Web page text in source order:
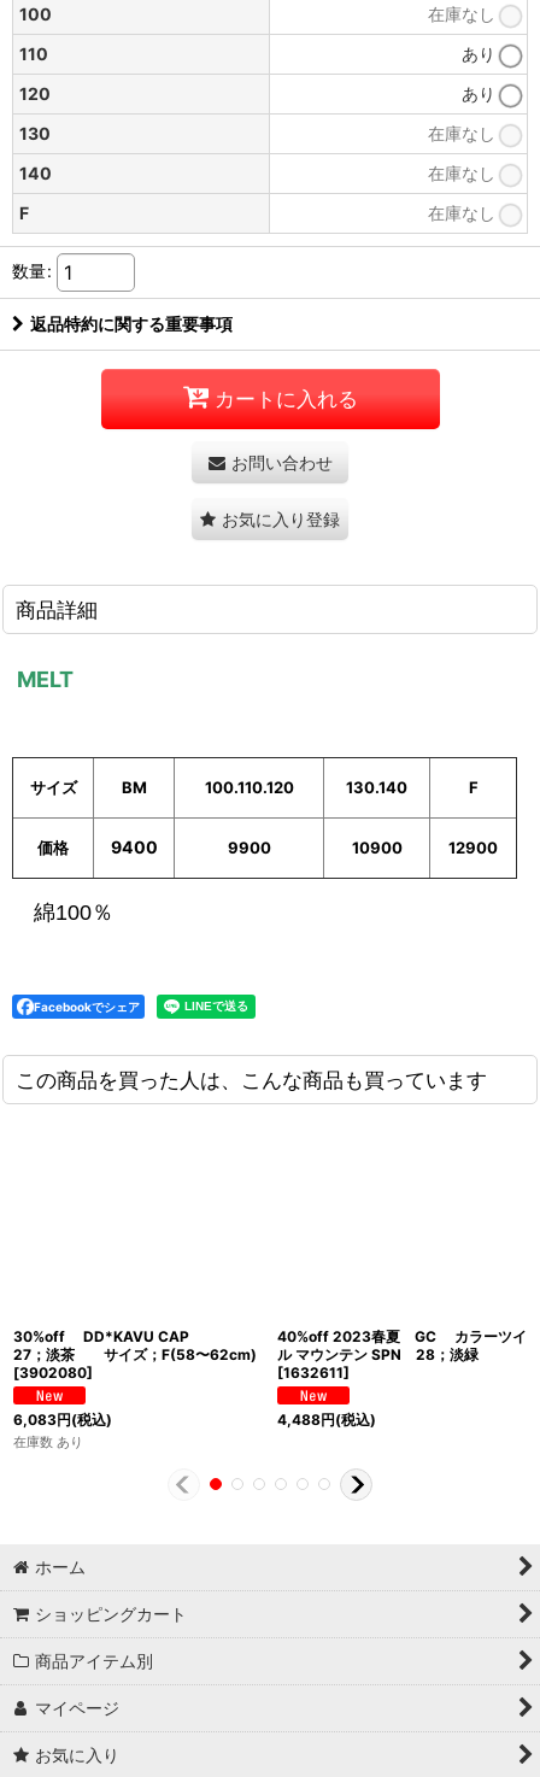
100
在庫なし
110
あり
120
あり
130
在庫なし
140
在庫なし
F
在庫なし
数量:
返品特約に関する重要事項
カートに入れる
お問い合わせ
お気に入り登録
商品詳細
MELT
サイズ BM 100.110.120 130.140 F
価格 9400 9900 10900 12900
綿100％
Facebookでシェア
この商品を買った人は、こんな商品も買っています
30%off DD*KAVU CAP
27；淡茶 サイズ；F(58〜62cm)
[3902080]
6,083円(税込)
在庫数 あり
40%off 2023春夏 GC カラーツイ
ル マウンテン SPN 28；淡緑
[1632611]
4,488円(税込)
ホーム
ショッピングカート
商品アイテム別
マイページ
お気に入り